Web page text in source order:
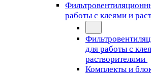
работы с клеями и
для работы с
растворителями
Комплекты и